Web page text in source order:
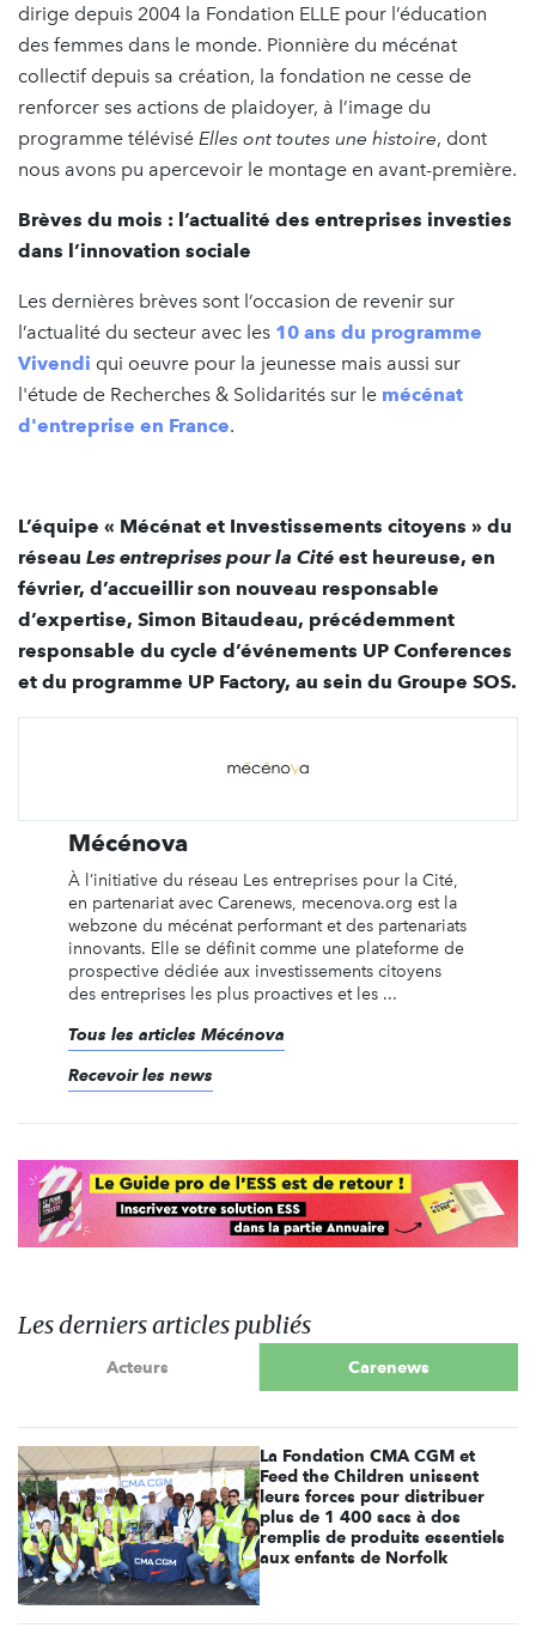
dirige depuis 2004 la Fondation ELLE pour l’éducation
des femmes dans le monde. Pionnière du mécénat
collectif depuis sa création, la fondation ne cesse de
renforcer ses actions de plaidoyer, à l’image du
programme télévisé Elles ont toutes une histoire, dont
nous avons pu apercevoir le montage en avant-première.
Brèves du mois : l’actualité des entreprises investies
dans l’innovation sociale
Les dernières brèves sont l’occasion de revenir sur
l’actualité du secteur avec les 10 ans du programme
Vivendi qui oeuvre pour la jeunesse mais aussi sur
l'étude de Recherches & Solidarités sur le mécénat
d'entreprise en France.
L’équipe « Mécénat et Investissements citoyens » du
réseau Les entreprises pour la Cité est heureuse, en
février, d’accueillir son nouveau responsable
d’expertise, Simon Bitaudeau, précédemment
responsable du cycle d’événements UP Conferences
et du programme UP Factory, au sein du Groupe SOS.
Mécénova
À l’initiative du réseau Les entreprises pour la Cité,
en partenariat avec Carenews, mecenova.org est la
webzone du mécénat performant et des partenariats
innovants. Elle se définit comme une plateforme de
prospective dédiée aux investissements citoyens
des entreprises les plus proactives et les ...
Tous les articles Mécénova
Recevoir les news
Les derniers articles publiés
Acteurs Carenews
La Fondation CMA CGM et
Feed the Children unissent
leurs forces pour distribuer
plus de 1 400 sacs à dos
remplis de produits essentiels
aux enfants de Norfolk